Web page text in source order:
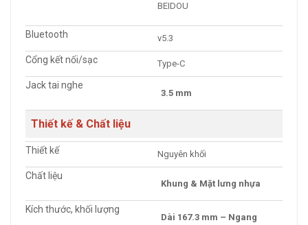
BEIDOU
Bluetooth v5.3
Cổng kết nối/sạc Type-C
Jack tai nghe
3.5 mm
Thiết kế & Chất liệu
Thiết kế Nguyên khối
Chất liệu
Khung & Mặt lưng nhựa
Kích thước, khối lượng
Dài 167.3 mm – Ngang